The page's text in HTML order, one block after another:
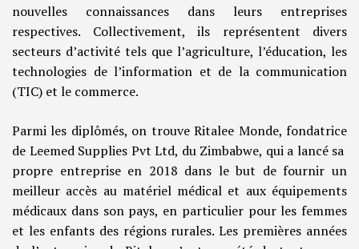
nouvelles connaissances dans leurs entreprises
respectives. Collectivement, ils représentent divers
secteurs d’activité tels que l’agriculture, l’éducation, les
technologies de l’information et de la communication
(TIC) et le commerce.
Parmi les diplômés, on trouve Ritalee Monde, fondatrice
de Leemed Supplies Pvt Ltd, du Zimbabwe, qui a lancé sa
propre entreprise en 2018 dans le but de fournir un
meilleur accès au matériel médical et aux équipements
médicaux dans son pays, en particulier pour les femmes
et les enfants des régions rurales. Les premières années